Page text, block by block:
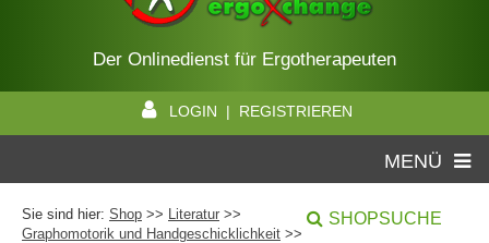
Der Onlinedienst für Ergotherapeuten
LOGIN | REGISTRIEREN
MENÜ
Sie sind hier: Shop >> Literatur >>
Graphomotorik und Handgeschicklichkeit >>
SHOPSUCHE